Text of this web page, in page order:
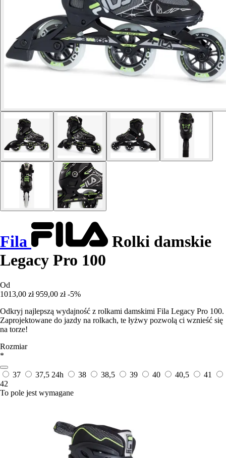
Fila
Rolki damskie
Legacy Pro 100
Od
1013,00 zł 959,00 zł -5%
Odkryj najlepszą wydajność z rolkami damskimi Fila Legacy Pro 100.
Zaprojektowane do jazdy na rolkach, te łyżwy pozwolą ci wznieść się
na torze!
Rozmiar
*
37 37,5 24h 38 38,5 39 40 40,5
41
42
To pole jest wymagane